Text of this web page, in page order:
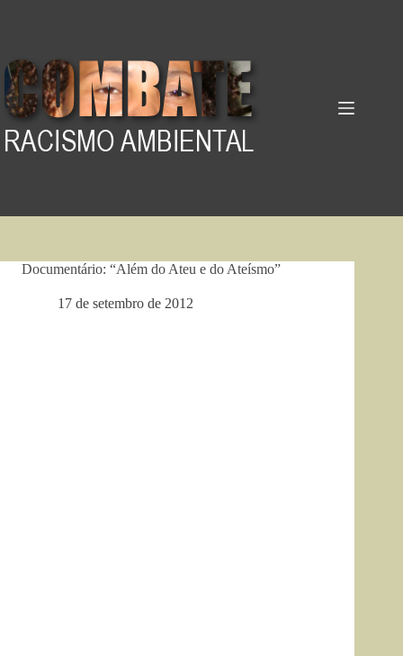
Documentário: “Além do Ateu e do Ateísmo”
17 de setembro de 2012